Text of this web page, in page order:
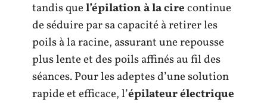
tandis quel’épilation à la cirecontinue
de séduire par sa capacité à retirer les
poils à la racine, assurant une repousse
plus lente et des poils affinés au fil des
séances. Pour les adeptes d’une solution
rapide et efficace, l’épilateur électrique